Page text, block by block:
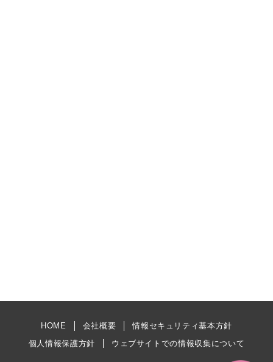
HOME 会社概要
情報セキュリティ基本方針
個人情報保護方針
ウェブサイトでの情報収集について